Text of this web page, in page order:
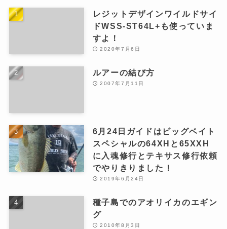
レジットデザインワイルドサイ
ドWSS-ST64L+も使っていま
すよ！
2020年7月6日
ルアーの結び方
2007年7月11日
6月24日ガイドはビッグベイト
スペシャルの64XHと65XXH
に入魂修行とテキサス修行依頼
でやりきりました！
2019年6月24日
種子島でのアオリイカのエギン
グ
2010年8月3日